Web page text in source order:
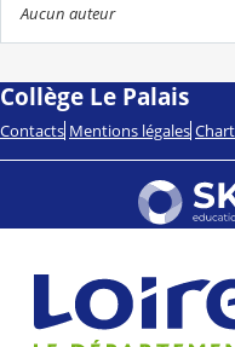
Aucun auteur
Collège Le Palais
Contacts Mentions légales